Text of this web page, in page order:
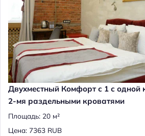
Двухместный Комфорт с 1 с одной
2-мя раздельными кроватями
Площадь: 20 м²
Цена: 7363 RUB